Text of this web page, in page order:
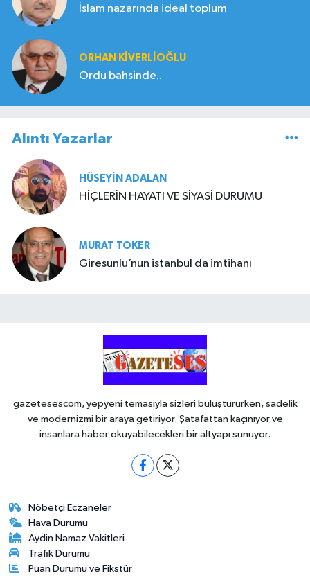
İslam nazarında ideal toplum
ORHAN KIVERLIOĞLU
Ordu bahsinde..
Alıntı Yazarlar
HÜSEYIN ADALAN
HİÇLERİN HAYATI VE SİYASİ DURUMU
MURAT TOKER
Giresunlu’nun istanbul da imtihanı
gazetesescom, yepyeni temasıyla sizleri buluştururken, sadelik
ve modernizmi bir araya getiriyor. Şatafattan kaçınıyor ve
insanlara haber okuyabilecekleri bir altyapı sunuyor.
Nöbetçi Eczaneler
Hava Durumu
Aydin Namaz Vakitleri
Trafik Durumu
Puan Durumu ve Fikstür